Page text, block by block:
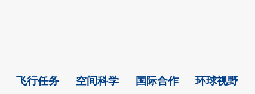
飞行任务 空间科学 国际合作 环球视野